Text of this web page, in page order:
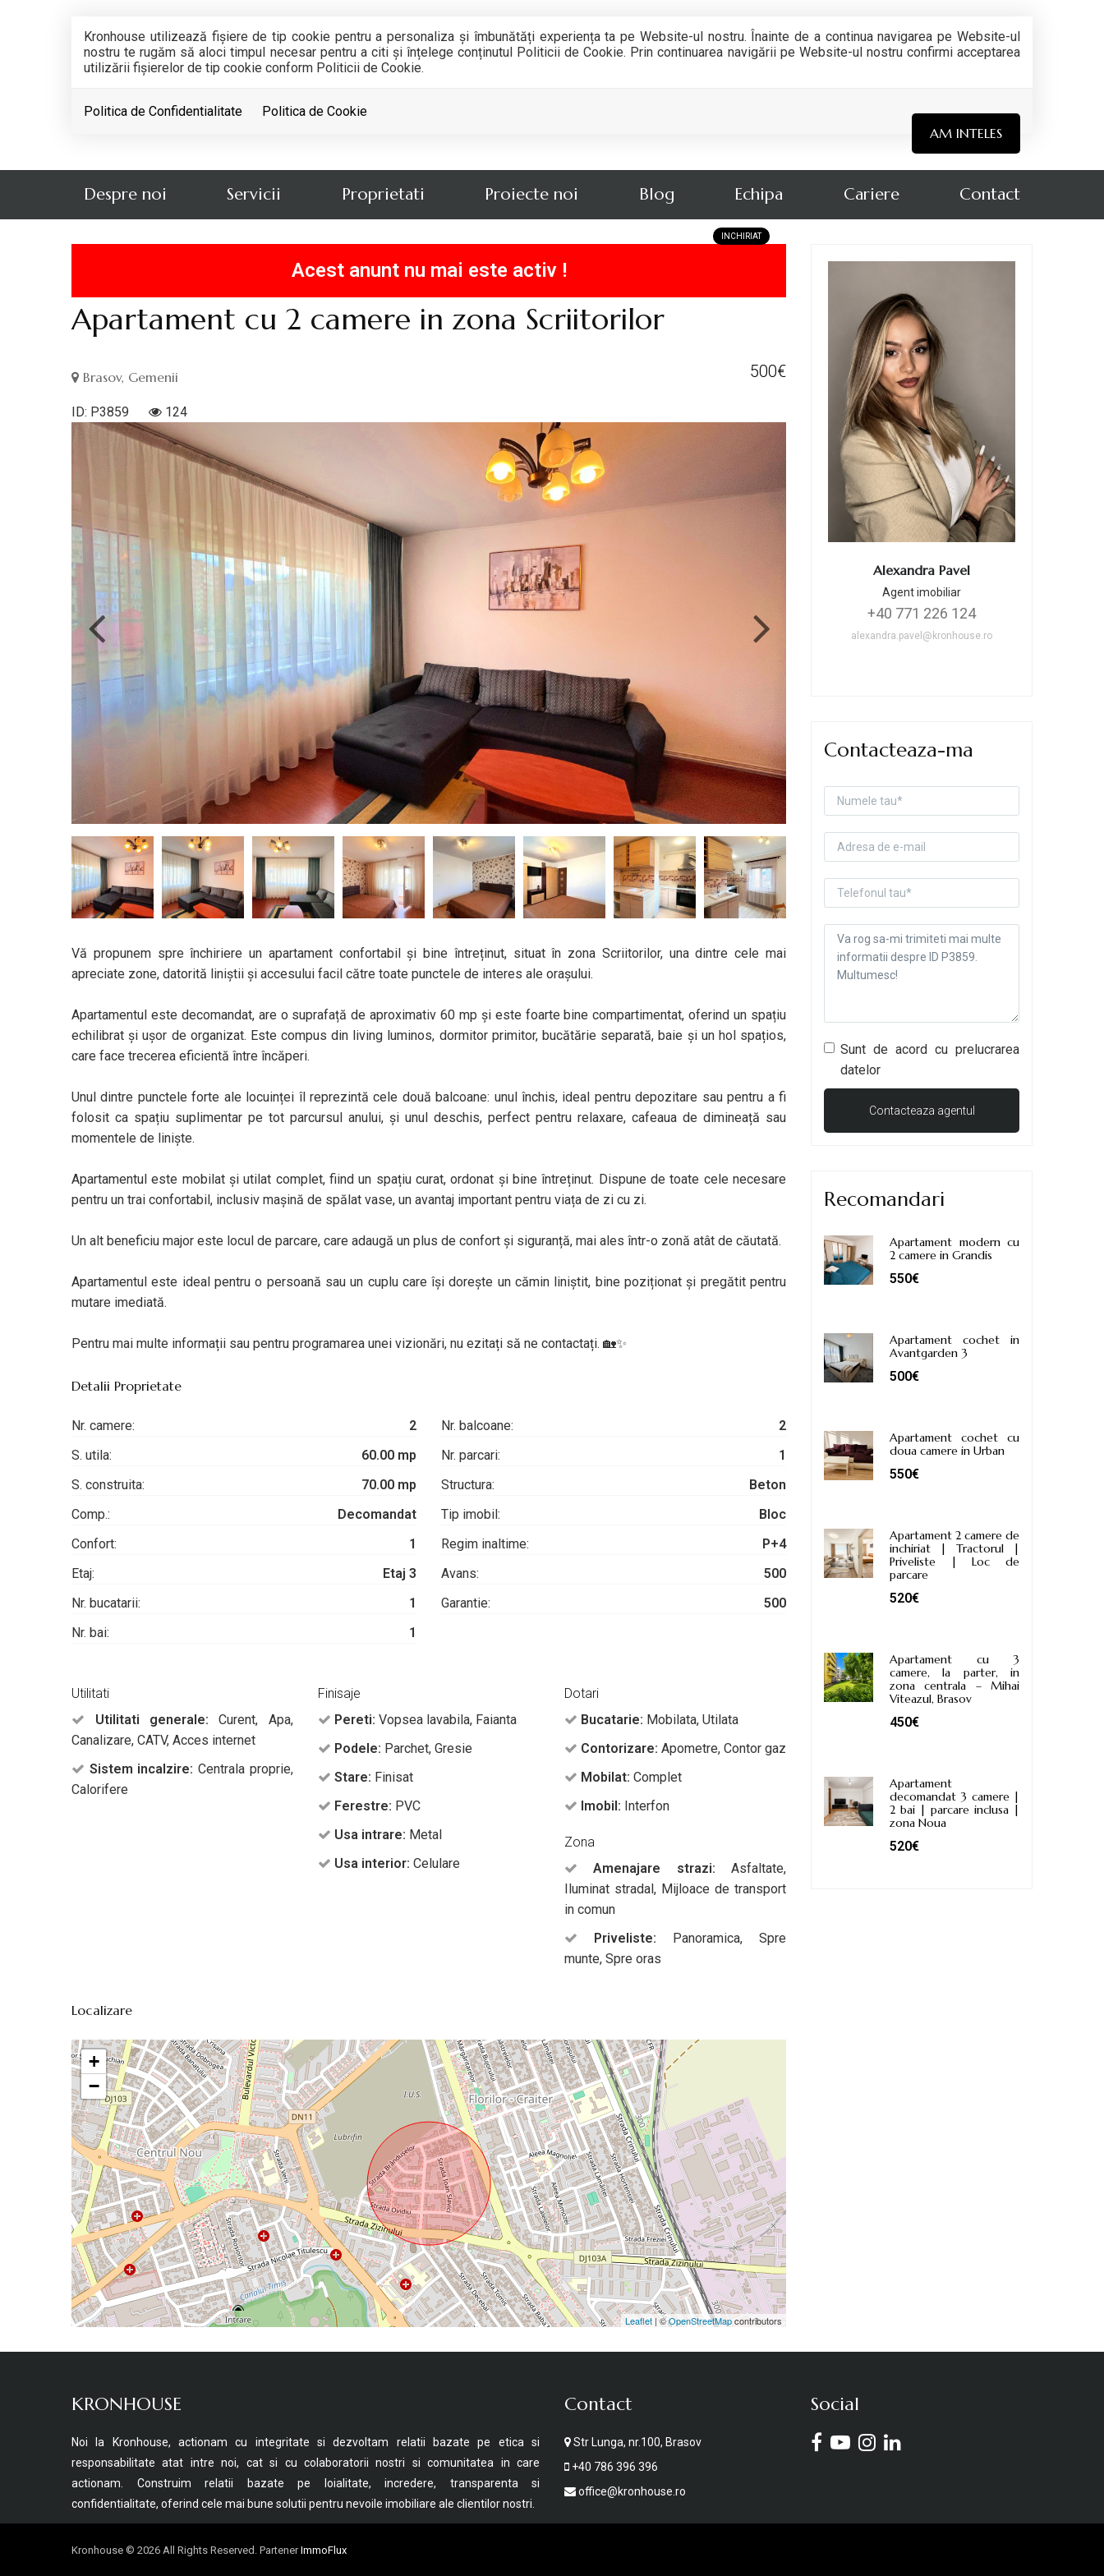
Kronhouse utilizează fişiere de tip cookie pentru a personaliza și îmbunătăți experiența ta pe Website-ul nostru. Înainte de a continua navigarea pe Website-ul
nostru te rugăm să aloci timpul necesar pentru a citi și înțelege conținutul Politicii de Cookie. Prin continuarea navigării pe Website-ul nostru confirmi acceptarea
utilizării fişierelor de tip cookie conform Politicii de Cookie.
Politica de Confidentialitate Politica de Cookie
AM INTELES
Despre noi Servicii Proprietati Proiecte noi Blog Echipa Cariere Contact
Acest anunt nu mai este activ !
Apartament cu 2 camere in zona Scriitorilor
Brasov, Gemenii 500€
ID: P3859 124
INCHIRIAT
Vă propunem spre închiriere un apartament confortabil și bine întreținut, situat în zona Scriitorilor, una dintre cele mai
apreciate zone, datorită liniștii și accesului facil către toate punctele de interes ale orașului.
Apartamentul este decomandat, are o suprafață de aproximativ 60 mp și este foarte bine compartimentat, oferind un spațiu
echilibrat și ușor de organizat. Este compus din living luminos, dormitor primitor, bucătărie separată, baie și un hol spațios,
care face trecerea eficientă între încăperi.
Unul dintre punctele forte ale locuinței îl reprezintă cele două balcoane: unul închis, ideal pentru depozitare sau pentru a fi
folosit ca spațiu suplimentar pe tot parcursul anului, și unul deschis, perfect pentru relaxare, cafeaua de dimineață sau
momentele de liniște.
Apartamentul este mobilat și utilat complet, fiind un spațiu curat, ordonat și bine întreținut. Dispune de toate cele necesare
pentru un trai confortabil, inclusiv mașină de spălat vase, un avantaj important pentru viața de zi cu zi.
Un alt beneficiu major este locul de parcare, care adaugă un plus de confort și siguranță, mai ales într-o zonă atât de căutată.
Apartamentul este ideal pentru o persoană sau un cuplu care își dorește un cămin liniștit, bine poziționat și pregătit pentru
mutare imediată.
Pentru mai multe informații sau pentru programarea unei vizionări, nu ezitați să ne contactați. 🏡✨
Detalii Proprietate
Nr. camere:
2
S. utila:
60.00 mp
S. construita:
70.00 mp
Comp.:
Decomandat
Confort:
1
Etaj:
Etaj 3
Nr. bucatarii:
1
Nr. bai:
1
Nr. balcoane:
2
Nr. parcari:
1
Structura:
Beton
Tip imobil:
Bloc
Regim inaltime:
P+4
Avans:
500
Garantie:
500
Utilitati
Utilitati generale: Curent, Apa,
Canalizare, CATV, Acces internet
Sistem incalzire: Centrala proprie,
Calorifere
Finisaje
Pereti: Vopsea lavabila, Faianta
Podele: Parchet, Gresie
Stare: Finisat
Ferestre: PVC
Usa intrare: Metal
Usa interior: Celulare
Dotari
Bucatarie: Mobilata, Utilata
Contorizare: Apometre, Contor gaz
Mobilat: Complet
Imobil: Interfon
Zona
Amenajare strazi: Asfaltate,
Iluminat stradal, Mijloace de transport
in comun
Priveliste: Panoramica, Spre
munte, Spre oras
Localizare
+
−
Leaflet | ©OpenStreetMapcontributors
Alexandra Pavel
Agent imobiliar
+40 771 226 124
alexandra.pavel@kronhouse.ro
Contacteaza-ma
Sunt de acord cu prelucrarea
datelor
Recomandari
Apartament modern cu
2 camere in Grandis
550€
Apartament cochet in
Avantgarden 3
500€
Apartament cochet cu
doua camere in Urban
550€
Apartament 2 camere de
inchiriat | Tractorul |
Priveliste | Loc de
parcare
520€
Apartament cu 3
camere, la parter, in
zona centrala – Mihai
Viteazul, Brasov
450€
Apartament
decomandat 3 camere |
2 bai | parcare inclusa |
zona Noua
520€
KRONHOUSE
Noi la Kronhouse, actionam cu integritate si dezvoltam relatii bazate pe etica si
responsabilitate atat intre noi, cat si cu colaboratorii nostri si comunitatea in care
actionam. Construim relatii bazate pe loialitate, incredere, transparenta si
confidentialitate, oferind cele mai bune solutii pentru nevoile imobiliare ale clientilor nostri.
Contact
Str Lunga, nr.100, Brasov
+40 786 396 396
office@kronhouse.ro
Social
Kronhouse © 2026 All Rights Reserved. PartenerImmoFlux